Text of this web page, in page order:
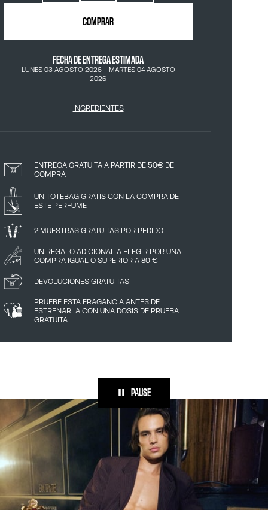
COMPRAR
FECHA DE ENTREGA ESTIMADA
LUNES 03 AGOSTO 2026- MARTES 04 AGOSTO
2026
INGREDIENTES
ENTREGA GRATUITA A PARTIR DE 50€ DE
COMPRA
UN TOTEBAG GRATIS CON LA COMPRA DE
ESTE PERFUME
2 MUESTRAS GRATUITAS POR PEDIDO
UN REGALO ADICIONAL A ELEGIR POR UNA
COMPRA IGUAL O SUPERIOR A 80 €
DEVOLUCIONES GRATUITAS
PRUEBE ESTA FRAGANCIA ANTES DE
ESTRENARLA CON UNA DOSIS DE PRUEBA
GRATUITA
PAUSE